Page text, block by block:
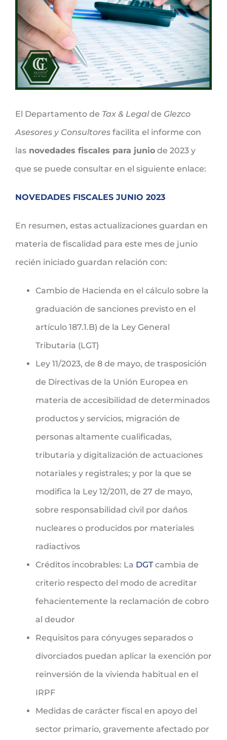
imagen
más
grande
El Departamento de Tax & Legalde Glezco
Asesores y Consultores facilita el informe con
las novedades fiscales para junio de 2023 y
que se puede consultar en el siguiente enlace:
NOVEDADES FISCALES JUNIO 2023
En resumen, estas actualizaciones guardan en
materia de fiscalidad para este mes de junio
recién iniciado guardan relación con:
Cambio de Hacienda en el cálculo sobre la
graduación de sanciones previsto en el
artículo 187.1.B) de la Ley General
Tributaria (LGT)
Ley 11/2023, de 8 de mayo, de trasposición
de Directivas de la Unión Europea en
materia de accesibilidad de determinados
productos y servicios, migración de
personas altamente cualificadas,
tributaria y digitalización de actuaciones
notariales y registrales; y por la que se
modifica la Ley 12/2011, de 27 de mayo,
sobre responsabilidad civil por daños
nucleares o producidos por materiales
radiactivos
Créditos incobrables: La DGTcambia de
criterio respecto del modo de acreditar
fehacientemente la reclamación de cobro
al deudor
Requisitos para cónyuges separados o
divorciados puedan aplicar la exención por
reinversión de la vivienda habitual en el
IRPF
Medidas de carácter fiscal en apoyo del
sector primario, gravemente afectado por